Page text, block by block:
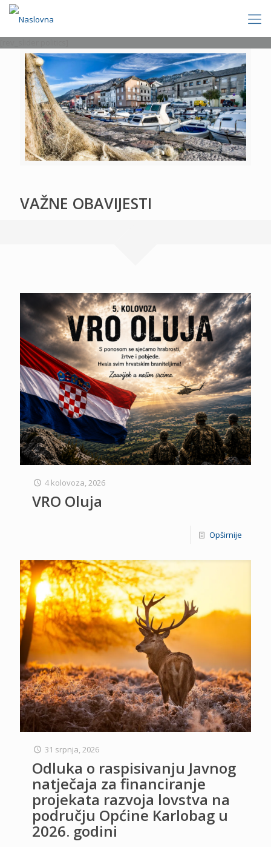
VAŽNE OBAVIJESTI
4 kolovoza, 2026
VRO Oluja
Opširnije
31 srpnja, 2026
Odluka o raspisivanju Javnog
natječaja za financiranje
projekata razvoja lovstva na
području Općine Karlobag u
2026. godini